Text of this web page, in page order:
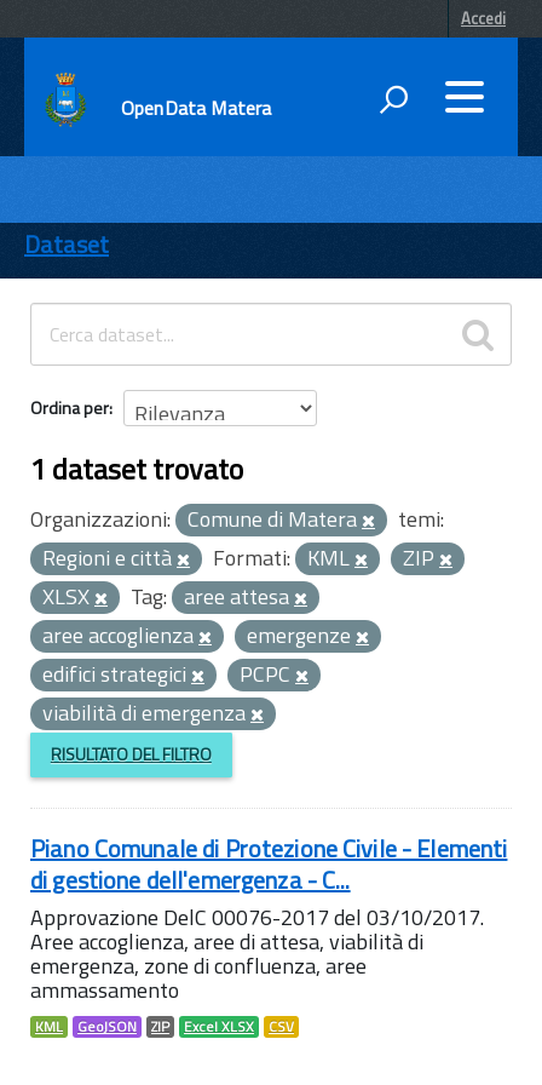
Accedi
OpenData Matera
ENTI
TEMI
INFORMAZIONI
Dataset
Ordina per
1 dataset trovato
Organizzazioni: Comune di Matera
temi:
Regioni e città
Formati: KML
ZIP
XLSX
Tag: aree attesa
aree accoglienza
emergenze
edifici strategici
PCPC
viabilità di emergenza
RISULTATO DEL FILTRO
Piano Comunale di Protezione Civile - Elementi
di gestione dell'emergenza - C...
Approvazione DelC 00076-2017 del 03/10/2017.
Aree accoglienza, aree di attesa, viabilità di
emergenza, zone di confluenza, aree
ammassamento
KML GeoJSON ZIP Excel XLSX CSV